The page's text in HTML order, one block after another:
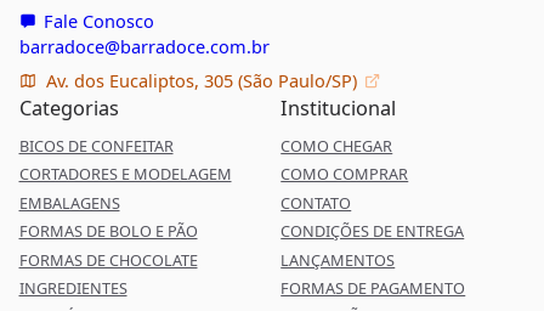
Fale Conosco
barradoce@barradoce.com.br
Av. dos Eucaliptos, 305 (São Paulo/SP)
Categorias
BICOS DE CONFEITAR
CORTADORES E MODELAGEM
EMBALAGENS
FORMAS DE BOLO E PÃO
FORMAS DE CHOCOLATE
INGREDIENTES
Institucional
COMO CHEGAR
COMO COMPRAR
CONTATO
CONDIÇÕES DE ENTREGA
LANÇAMENTOS
FORMAS DE PAGAMENTO